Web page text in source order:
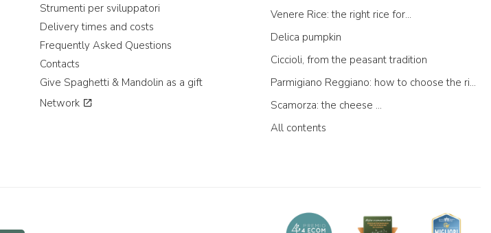
Strumenti per sviluppatori
Delivery times and costs
Frequently Asked Questions
Contacts
Give Spaghetti & Mandolin as a gift
Network
Venere Rice: the right rice for...
Delica pumpkin
Ciccioli, from the peasant tradition
Parmigiano Reggiano: how to choose the right one
Scamorza: the cheese ...
All contents